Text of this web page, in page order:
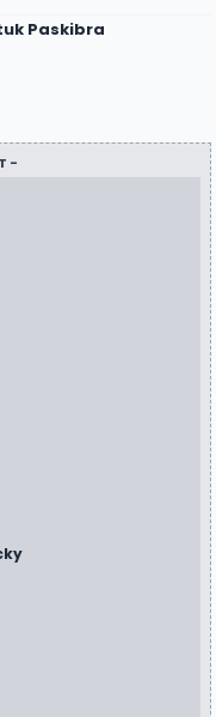
Paskibra
-